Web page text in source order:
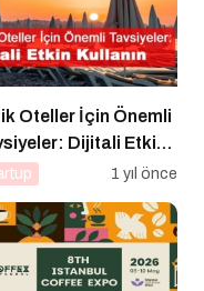
Oteller İçin Önemli
Dijitali Etkin
1 yıl önce